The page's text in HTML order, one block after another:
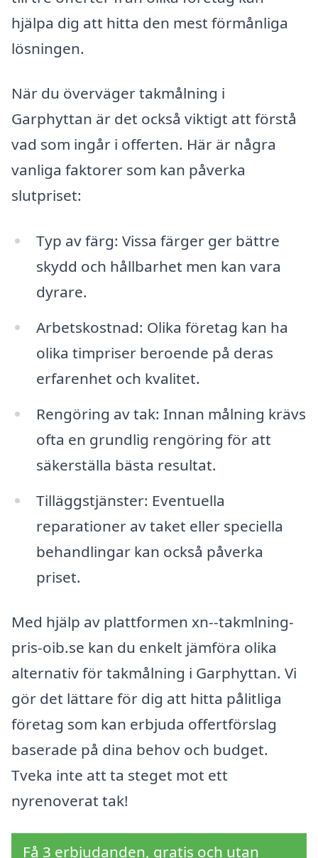
hjälpa dig att hitta den mest förmånliga
lösningen.
När du överväger takmålning i
Garphyttan är det också viktigt att förstå
vad som ingår i offerten. Här är några
vanliga faktorer som kan påverka
slutpriset:
Typ av färg: Vissa färger ger bättre
skydd och hållbarhet men kan vara
dyrare.
Arbetskostnad: Olika företag kan ha
olika timpriser beroende på deras
erfarenhet och kvalitet.
Rengöring av tak: Innan målning krävs
ofta en grundlig rengöring för att
säkerställa bästa resultat.
Tilläggstjänster: Eventuella
reparationer av taket eller speciella
behandlingar kan också påverka
priset.
Med hjälp av plattformen xn--takmlning-
pris-oib.se kan du enkelt jämföra olika
alternativ för takmålning i Garphyttan. Vi
gör det lättare för dig att hitta pålitliga
företag som kan erbjuda offertförslag
baserade på dina behov och budget.
Tveka inte att ta steget mot ett
nyrenoverat tak!
Få 3 erbjudanden, gratis och utan